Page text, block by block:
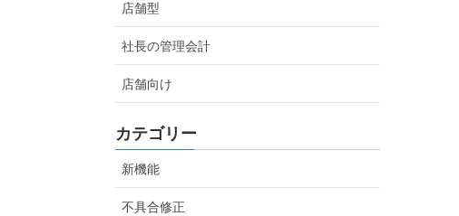
店舗型
社長の管理会計
店舗向け
カテゴリー
新機能
不具合修正